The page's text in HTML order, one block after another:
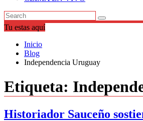
Tu estas aquí
Inicio
Blog
Independencia Uruguay
Etiqueta:
Historiador Sauceño